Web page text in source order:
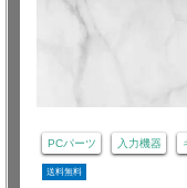
PCパーツ 入力機器
送料無料